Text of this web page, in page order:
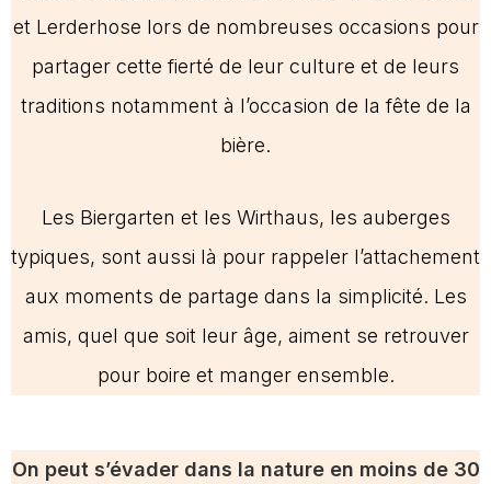
et Lerderhose lors de nombreuses occasions pour
partager cette fierté de leur culture et de leurs
traditions notamment à l’occasion de la fête de la
bière.
Les Biergarten et les Wirthaus, les auberges
typiques, sont aussi là pour rappeler l’attachement
aux moments de partage dans la simplicité. Les
amis, quel que soit leur âge, aiment se retrouver
pour boire et manger ensemble.
On peut s’évader dans la nature en moins de 30